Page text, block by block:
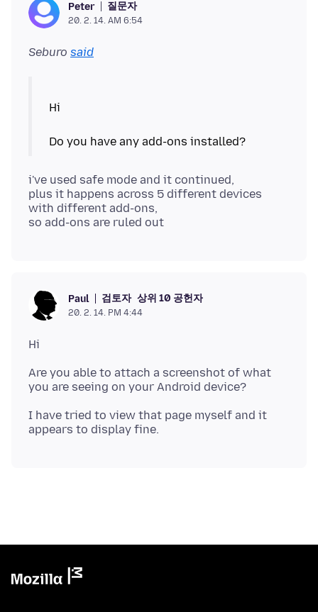
Peter 질문자
20. 2. 14. AM 6:54
Seburo said
Hi
i've used safe mode and it continued,
plus it happens across 5 different devices
with different add-ons,
Paul 검토자 상위 10 공헌자
20. 2. 14. PM 4:44
Are you able to attach a screenshot of what
I have tried to view that page myself and it